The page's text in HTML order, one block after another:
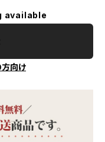
available
向け